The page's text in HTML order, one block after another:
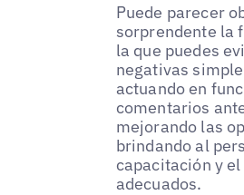
Puede parecer
sorprendente la
la que puedes
negativas
actuando en
comentarios
mejorando las
brindando al
capacitación y
adecuados.